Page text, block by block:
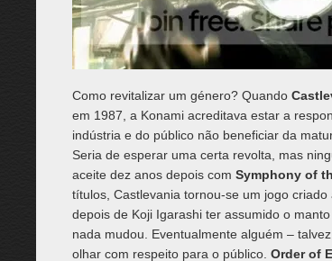
Como revitalizar um género? Quando
em 1987, a Konami acreditava estar a
indústria e do público não beneficiar da
Seria de esperar uma certa revolta, mas
aceite dez anos depois com Symphony of
títulos, Castlevania tornou-se um jogo
depois de Koji Igarashi ter assumido o
nada mudou. Eventualmente alguém –
olhar com respeito para o público. Order of